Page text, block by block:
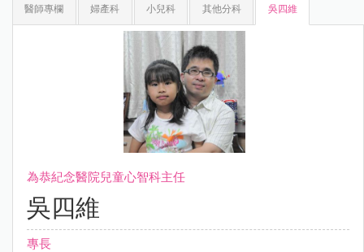
醫師專欄 婦產科 小兒科 其他分科 吳四維
為恭紀念醫院兒童心智科主任
吳四維
專長